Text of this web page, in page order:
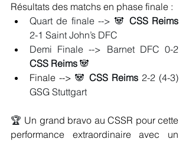
Résultats des matchs en phase finale :
Quart de finale --> 🐼 CSS Reims
2-1 Saint John’s DFC
CSS Reims 🐼
Finale --> 🐼 CSS Reims 2-2 (4-3)
GSG Stuttgart
🏆 Un grand bravo au CSSR pour cette
performance extraordinaire avec un